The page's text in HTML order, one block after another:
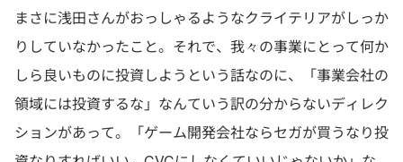
まさに浅田さんがおっしゃるようなクライテリアがしっか
りしていなかったこと。それで、我々の事業にとって何か
しら良いものに投資しようという話なのに、「事業会社の
領域には投資するな」なんていう訳の分からないディレク
ションがあって。「ゲーム開発会社ならセガが買うなり投